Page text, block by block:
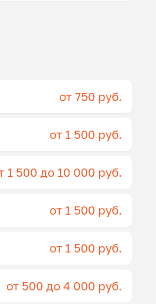
от 750 руб.
от 1 500 руб.
1 500 до 10 000 руб.
от 1 500 руб.
от 1 500 руб.
от 500 до 4 000 руб.